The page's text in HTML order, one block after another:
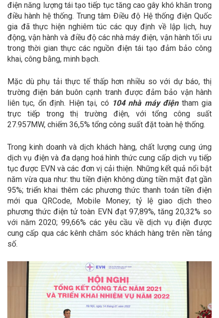
điện năng lượng tái tạo tiếp tục tăng cao gây khó khăn trong
điều hành hệ thống. Trung tâm Điều độ Hệ thống điện Quốc
gia đã thực hiện nghiêm túc các quy định về lập lịch, huy
động, vận hành và điều độ các nhà máy điện, vận hành tối ưu
trong thời gian thực các nguồn điện tái tạo đảm bảo công
khai, công bằng, minh bạch.
Mặc dù phụ tải thực tế thấp hơn nhiều so với dự báo, thị
trường điện bán buôn cạnh tranh được đảm bảo vận hành
liên tục, ổn định. Hiện tại, có 104 nhà máy điệntham gia
trực tiếp trong thị trường điện, với tổng công suất
27.957MW, chiếm 36,5% tổng công suất đặt toàn hệ thống.
Trong kinh doanh và dịch khách hàng, chất lượng cung ứng
dịch vụ điện và đa dạng hoá hình thức cung cấp dịch vụ tiếp
tục được EVN và các đơn vị cải thiện. Những kết quả nổi bật
năm vừa qua như: thu tiền điện không dùng tiền mặt đạt gần
95%; triển khai thêm các phương thức thanh toán tiền điện
mới qua QRCode, Mobile Money; tỷ lệ giao dịch theo
phương thức điện tử toàn EVN đạt 97,89%, tăng 20,32% so
với năm 2020; 99,66% các yêu cầu về dịch vụ điện được
cung cấp qua các kênh chăm sóc khách hàng trên nền tảng
số.